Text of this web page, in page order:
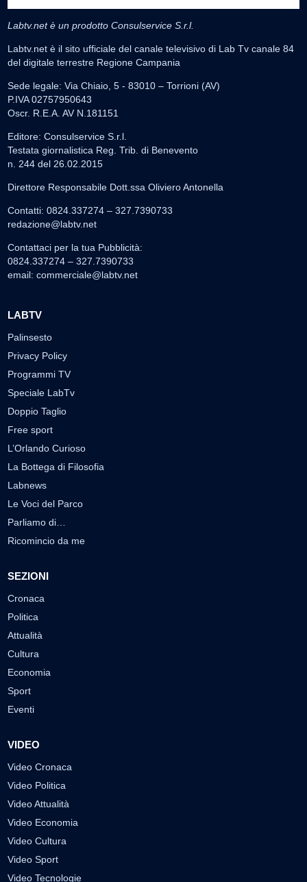
Labtv.net è un prodotto Consulservice S.r.l.
Labtv.net è il sito ufficiale del canale televisivo di Lab Tv canale 84
del digitale terrestre Regione Campania
Sede legale: Via Chiaio, 5 - 83010 – Torrioni (AV)
P.IVA 02757950643
Oscr. R.E.A. AV N.181151
Editore: Consulservice S.r.l.
Testata giornalistica Reg. Trib. di Benevento
n. 244 del 26.02.2015
Direttore Responsabile Dott.ssa Oliviero Antonella
Contatti: 0824.337274 – 327.7390733
redazione@labtv.net
Contattaci per la tua Pubblicità:
0824.337274 – 327.7390733
email: commerciale@labtv.net
LABTV
Palinsesto
Privacy Policy
Programmi TV
Speciale LabTv
Doppio Taglio
Free sport
L’Orlando Curioso
La Bottega di Filosofia
Labnews
Le Voci del Parco
Parliamo di…
Ricomincio da me
SEZIONI
Cronaca
Politica
Attualità
Cultura
Economia
Sport
Eventi
VIDEO
Video Cronaca
Video Politica
Video Attualità
Video Economia
Video Cultura
Video Sport
Video Tecnologie